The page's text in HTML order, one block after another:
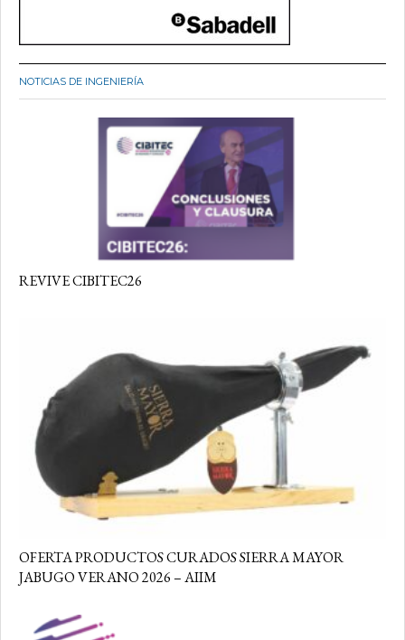
NOTICIAS DE INGENIERÍA
REVIVE CIBITEC26
OFERTA PRODUCTOS CURADOS SIERRA MAYOR
JABUGO VERANO 2026 – AIIM